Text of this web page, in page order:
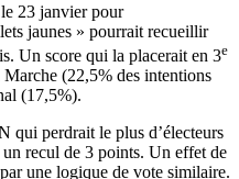
23 janvier pour
jaunes » pourrait recueillir
Un score qui la placerait en 3e
(22,5% des intentions
(17,5%).
qui perdrait le plus d’électeurs
recul de 3 points. Un effet de
une logique de vote similaire.